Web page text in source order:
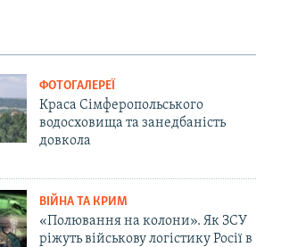
ФОТОГАЛЕРЕЇ
Краса Сімферопольського
водосховища та занедбаність
довкола
ВІЙНА ТА КРИМ
«Полювання на колони». Як ЗСУ
ріжуть військову логістику Росії в